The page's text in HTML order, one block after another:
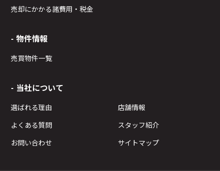
売却にかかる諸費用・税金
物件情報
売買物件一覧
当社について
選ばれる理由
店舗情報
よくある質問
スタッフ紹介
お問い合わせ
サイトマップ